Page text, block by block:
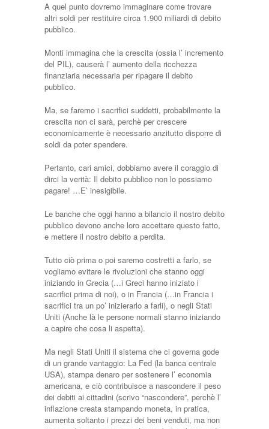
A quel punto dovremo immaginare come trovare
altri soldi per restituire circa 1.900 miliardi di debito
pubblico.
Monti immagina che la crescita (ossia l’ incremento
del PIL), causerà l’ aumento della ricchezza
finanziaria necessaria per ripagare il debito
pubblico.
Ma, se faremo i sacrifici suddetti, probabilmente la
crescita non ci sarà, perchè per crescere
economicamente è necessario anzitutto disporre di
soldi da poter spendere.
Pertanto, cari amici, dobbiamo avere il coraggio di
dirci la verità: Il debito pubblico non lo possiamo
pagare! …E’ inesigibile.
Le banche che oggi hanno a bilancio il nostro debito
pubblico devono anche loro accettare questo fatto,
e mettere il nostro debito a perdita.
Tutto ciò prima o poi saremo costretti a farlo, se
vogliamo evitare le rivoluzioni che stanno oggi
iniziando in Grecia (…i Greci hanno iniziato i
sacrifici prima di noi), o in Francia (…in Francia i
sacrifici tra un po’ inizierarlo a farli), o negli Stati
Uniti (Anche là le persone normali stanno iniziando
a capire che cosa li aspetta).
Ma negli Stati Uniti il sistema che ci governa gode
di un grande vantaggio: La Fed (la banca centrale
USA), stampa denaro per sostenere l’ economia
americana, e ciò contribuisce a nascondere il peso
dei debiti ai cittadini (scrivo “nascondere”, perchè l’
inflazione creata stampando moneta, in pratica,
aumenta soltanto i prezzi dei beni venduti, ma non